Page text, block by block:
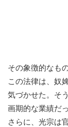
その象徴的なも
この法律は、奴
気づかせた。そ
画期的な業績だっ
さらに、光宗は